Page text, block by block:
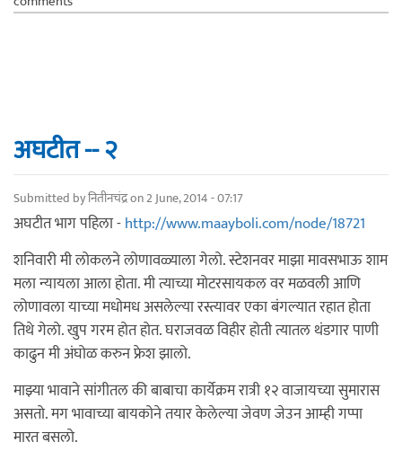
अघटीत -- २
Submitted byनितीनचंद्रon 2 June, 2014 - 07:17
अघटीत भाग पहिला -http://www.maayboli.com/node/18721
शनिवारी मी लोकलने लोणावळ्याला गेलो. स्टेशनवर माझा मावसभाऊ शाम
मला न्यायला आला होता. मी त्याच्या मोटरसायकल वर मळवली आणि
लोणावला याच्या मधोमध असलेल्या रस्त्यावर एका बंगल्यात रहात होता
तिथे गेलो. खुप गरम होत होत. घराजवळ विहीर होती त्यातल थंडगार पाणी
काढुन मी अंघोळ करुन फ्रेश झालो.
माझ्या भावाने सांगीतल की बाबाचा कार्येक्रम रात्री १२ वाजायच्या सुमारास
असतो. मग भावाच्या बायकोने तयार केलेल्या जेवण जेउन आम्ही गप्पा
मारत बसलो.